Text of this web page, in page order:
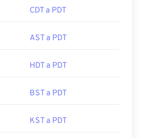
CDT a PDT
AST a PDT
HDT a PDT
BST a PDT
KST a PDT